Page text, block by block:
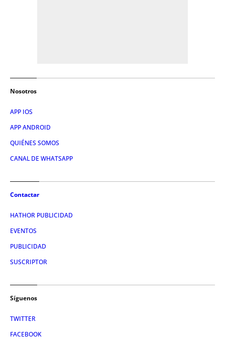
Nosotros
APP IOS
APP ANDROID
QUIÉNES SOMOS
CANAL DE WHATSAPP
Contactar
HATHOR PUBLICIDAD
EVENTOS
PUBLICIDAD
SUSCRIPTOR
Síguenos
TWITTER
FACEBOOK